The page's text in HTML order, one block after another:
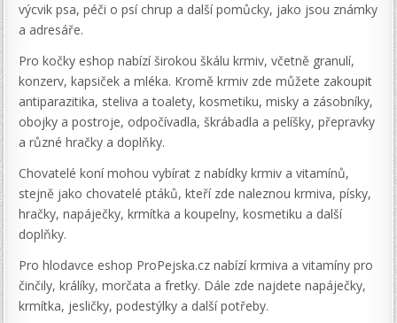
výcvik psa, péči o psí chrup a další pomůcky, jako jsou známky
a adresáře.
Pro kočky eshop nabízí širokou škálu krmiv, včetně granulí,
konzerv, kapsiček a mléka. Kromě krmiv zde můžete zakoupit
antiparazitika, steliva a toalety, kosmetiku, misky a zásobníky,
obojky a postroje, odpočívadla, škrábadla a pelíšky, přepravky
a různé hračky a doplňky.
Chovatelé koní mohou vybírat z nabídky krmiv a vitamínů,
stejně jako chovatelé ptáků, kteří zde naleznou krmiva, písky,
hračky, napáječky, krmítka a koupelny, kosmetiku a další
doplňky.
Pro hlodavce eshop ProPejska.cz nabízí krmiva a vitamíny pro
činčily, králíky, morčata a fretky. Dále zde najdete napáječky,
krmítka, jesličky, podestýlky a další potřeby.